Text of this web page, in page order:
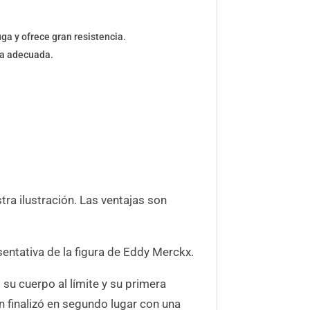
y ofrece gran resistencia.
adecuada.
ilustración. Las ventajas son
de la figura de Eddy Merckx.
cuerpo al límite y su primera
en segundo lugar con una